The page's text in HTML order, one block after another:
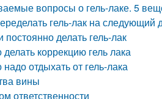
вопросы о гель-лаке. 5
гель-лак на следующий
делать гель-лак
делать коррекцию гель лака
надо отдыхать от гель-лака
вины
ответственности